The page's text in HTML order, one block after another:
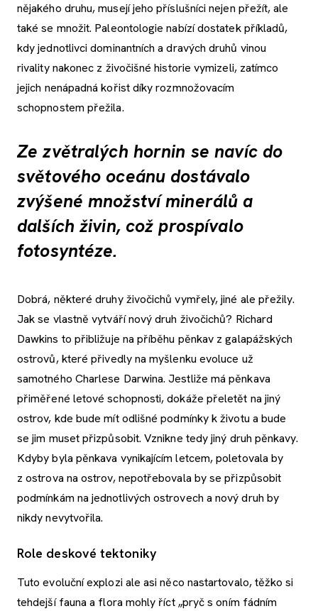
nějakého druhu, musejí jeho příslušníci nejen přežít, ale
také se množit. Paleontologie nabízí dostatek příkladů,
kdy jednotlivci dominantních a dravých druhů vinou
rivality nakonec z živočišné historie vymizeli, zatímco
jejich nenápadná kořist díky rozmnožovacím
schopnostem přežila.
Ze zvětralých hornin se navíc do
světového oceánu dostávalo
zvýšené množství minerálů a
dalších živin, což prospívalo
fotosyntéze.
Dobrá, některé druhy živočichů vymřely, jiné ale přežily.
Jak se vlastně vytváří nový druh živočichů? Richard
Dawkins to přibližuje na příběhu pěnkav z galapážských
ostrovů, které přivedly na myšlenku evoluce už
samotného Charlese Darwina. Jestliže má pěnkava
přiměřené letové schopnosti, dokáže přeletět na jiný
ostrov, kde bude mít odlišné podmínky k životu a bude
se jim muset přizpůsobit. Vznikne tedy jiný druh pěnkavy.
Kdyby byla pěnkava vynikajícím letcem, poletovala by
z ostrova na ostrov, nepotřebovala by se přizpůsobit
podmínkám na jednotlivých ostrovech a nový druh by
nikdy nevytvořila.
Role deskové tektoniky
Tuto evoluční explozi ale asi něco nastartovalo, těžko si
tehdejší fauna a flora mohly říct „pryč s oním fádním